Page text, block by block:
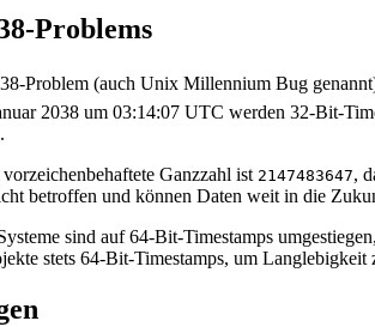
Problems
Problem (auch Unix Millennium Bug
2038 um 03:14:07 UTC werden 32-Bit-
Ganzzahl ist 2147483647,
betroffen und können Daten weit in die
sind auf 64-Bit-Timestamps
stets 64-Bit-Timestamps, um Langlebigkeit